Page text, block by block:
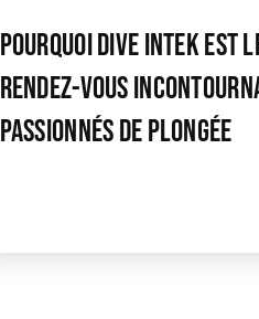
Pourquoi Dive Intek Est
Rendez-Vous
Passionnés De Plongée